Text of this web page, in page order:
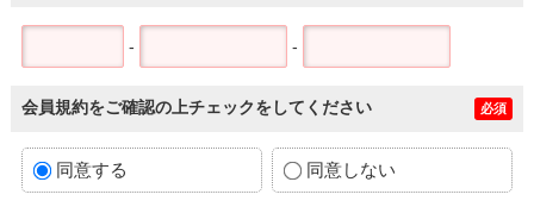
- -
会員規約をご確認の上チェックをしてください 必須
同意する 同意しない